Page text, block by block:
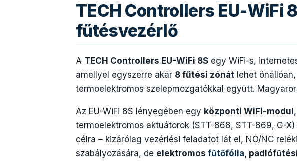
TECH Controllers EU-WiFi
fűtésvezérlő
A TECH Controllers EU-WiFi 8S egy WiFi-s,
amellyel egyszerre akár 8 fűtési zónát lehet
termoelektromos szelepmozgatókkal együtt.
Az EU-WiFi 8S lényegében egy központi WiFi-modul
termoelektromos aktuátorok (STT-868, STT-869, G-
célra – kizárólag vezérlési feladatot lát el, NO/NC
szabályozására, de elektromos fűtőfólia ,